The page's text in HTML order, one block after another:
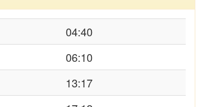
04:40
06:10
13:17